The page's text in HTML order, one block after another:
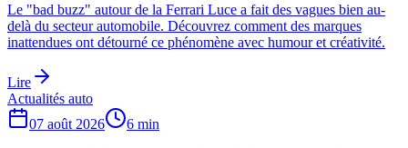
Le "bad buzz" autour de la Ferrari Luce a fait des vagues bien au-
delà du secteur automobile. Découvrez comment des marques
inattendues ont détourné ce phénomène avec humour et créativité.
Lire
Actualités auto
07 août 2026
6 min